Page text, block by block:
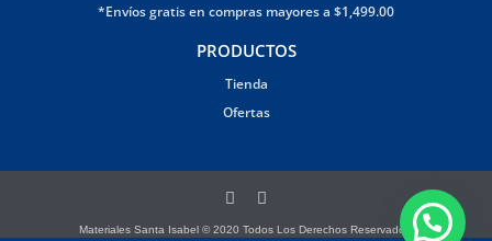
*Envíos gratis en compras mayores a $1,499.00
PRODUCTOS
Tienda
Ofertas
Materiales Santa Isabel © 2020 Todos Los Derechos Reservados.